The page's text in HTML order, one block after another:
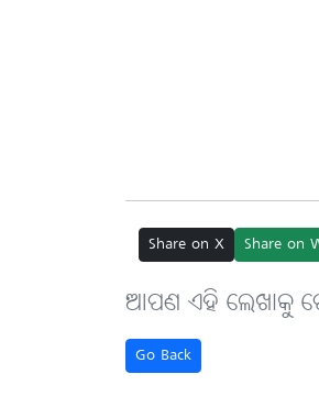
Share on X Share on
ଆପଣ ଏହି ଲେଖାକୁ
Go Back